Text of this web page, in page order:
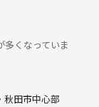
くなっていま
秋田市中心部